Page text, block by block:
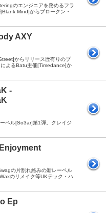
のエンジニアを務めるフラ
Mind]からブロークン・
AXY
からリリース歴有りのブ
よるBatu主催[Timedance]か
-
ベル[So3ar]第1弾。クレイジ
の片割れ絡みの新レーベル
のリメイク等UKテック・ハ
Ep